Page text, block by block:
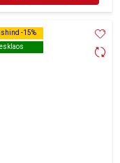
-15%
-15%